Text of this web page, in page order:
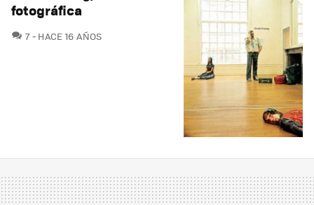
fotográfica
7COMENTARIOS
HACE 16 AÑOS